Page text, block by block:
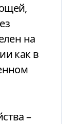
на
как в
–